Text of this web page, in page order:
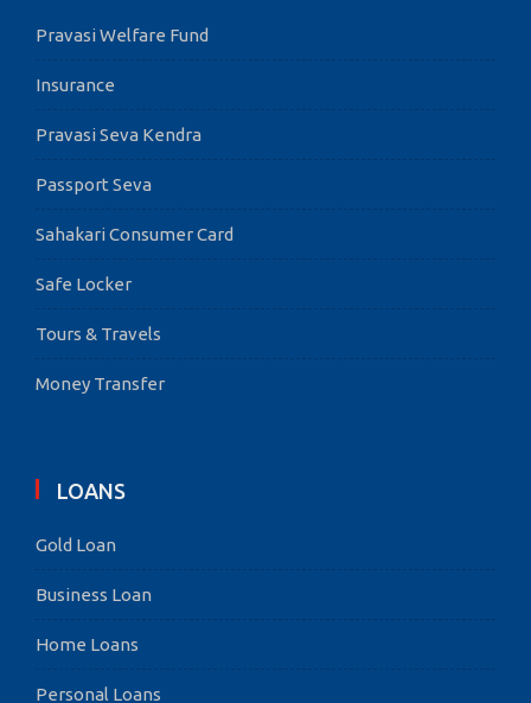
Pravasi Welfare Fund
Insurance
Pravasi Seva Kendra
Passport Seva
Sahakari Consumer Card
Safe Locker
Tours & Travels
Money Transfer
LOANS
Gold Loan
Business Loan
Home Loans
Personal Loans